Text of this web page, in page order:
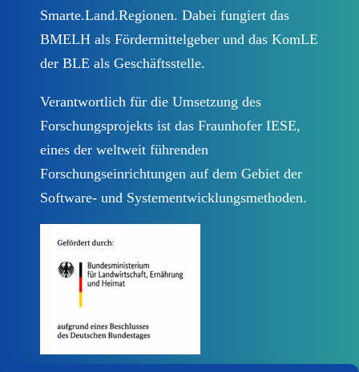
Newsletter abonnieren
Smarte.Land.Regionen. Dabei fungiert das
BMELH als Fördermittelgeber und das KomLE
der BLE als Geschäftsstelle.
Verantwortlich für die Umsetzung des
Forschungsprojekts ist das Fraunhofer IESE,
eines der weltweit führenden
Forschungseinrichtungen auf dem Gebiet der
Software- und Systementwicklungsmethoden.